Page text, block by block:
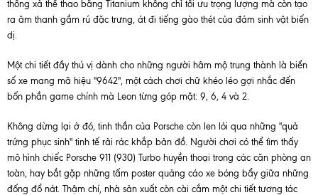
thống xả thể thao bằng Titanium không chỉ tối ưu trọng lượng mà còn tạo
ra âm thanh gầm rú đặc trưng, át đi tiếng gào thét của đám sinh vật biến
dị.
Một chi tiết đầy thú vị dành cho những người hâm mộ trung thành là biển
số xe mang mã hiệu "9642", một cách chơi chữ khéo léo gợi nhắc đến
bốn phần game chính mà Leon từng góp mặt: 9, 6, 4 và 2.
Không dừng lại ở đó, tinh thần của Porsche còn len lỏi qua những "quả
trứng phục sinh" tinh tế rải rác khắp bản đồ. Người chơi có thể tìm thấy
mô hình chiếc Porsche 911 (930) Turbo huyền thoại trong các căn phòng an
toàn, hay bắt gặp những tấm poster quảng cáo xe bóng bẩy giữa những
đống đổ nát. Thậm chí, nhà sản xuất còn cài cắm một chi tiết tương tác